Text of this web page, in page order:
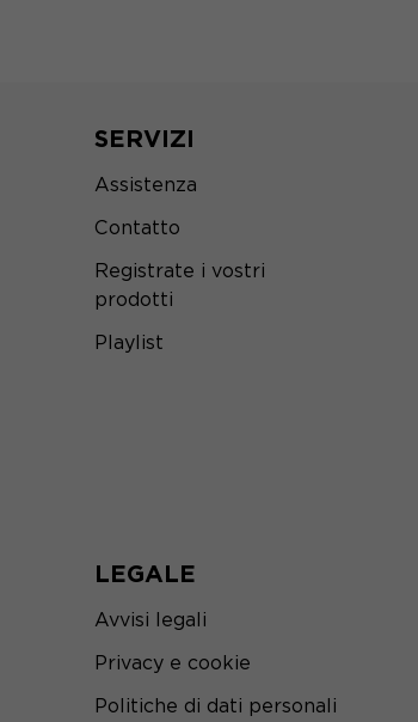
SERVIZI
Assistenza
Contatto
Registrate i vostri
prodotti
Playlist
LEGALE
Avvisi legali
Privacy e cookie
Politiche di dati personali